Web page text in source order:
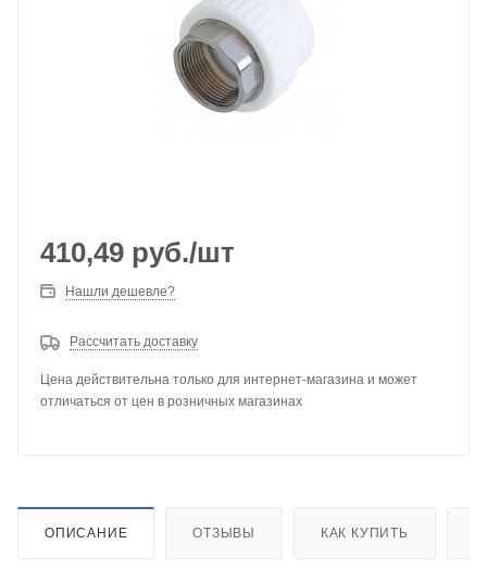
410,49 руб./шт
Нашли дешевле?
Рассчитать доставку
Цена действительна только для интернет-магазина и может
отличаться от цен в розничных магазинах
ОПИСАНИЕ ОТЗЫВЫ КАК КУПИТЬ